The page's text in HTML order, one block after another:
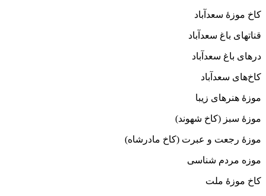
کاخ موزهٔ سعدآباد
قناتهای باغ سعدآباد
درهای باغ سعدآباد
کاخ‌های سعدآباد
موزهٔ هنرهای زیبا
موزهٔ سبز (کاخ شهوند)
موزهٔ رجعت و عبرت (کاخ مادرشاه)
موزه مردم شناسی
کاخ موزهٔ ملت